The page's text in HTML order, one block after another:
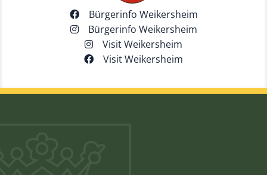
Bürgerinfo Weikersheim
Bürgerinfo Weikersheim
Visit Weikersheim
Visit Weikersheim